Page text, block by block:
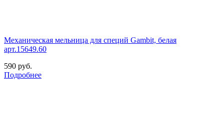
Механическая мельница для специй Gambit, белая
арт.15649.60
590 руб.
Подробнее